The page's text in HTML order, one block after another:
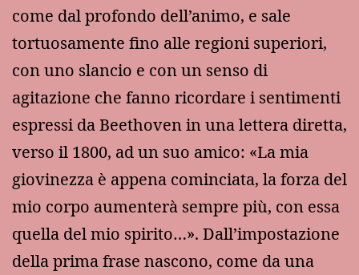
come dal profondo dell’animo, e sale
tortuosamente fino alle regioni superiori,
con uno slancio e con un senso di
agitazione che fanno ricordare i sentimenti
espressi da Beethoven in una lettera diretta,
verso il 1800, ad un suo amico: «La mia
giovinezza è appena cominciata, la forza del
mio corpo aumenterà sempre più, con essa
quella del mio spirito…». Dall’impostazione
della prima frase nascono, come da una